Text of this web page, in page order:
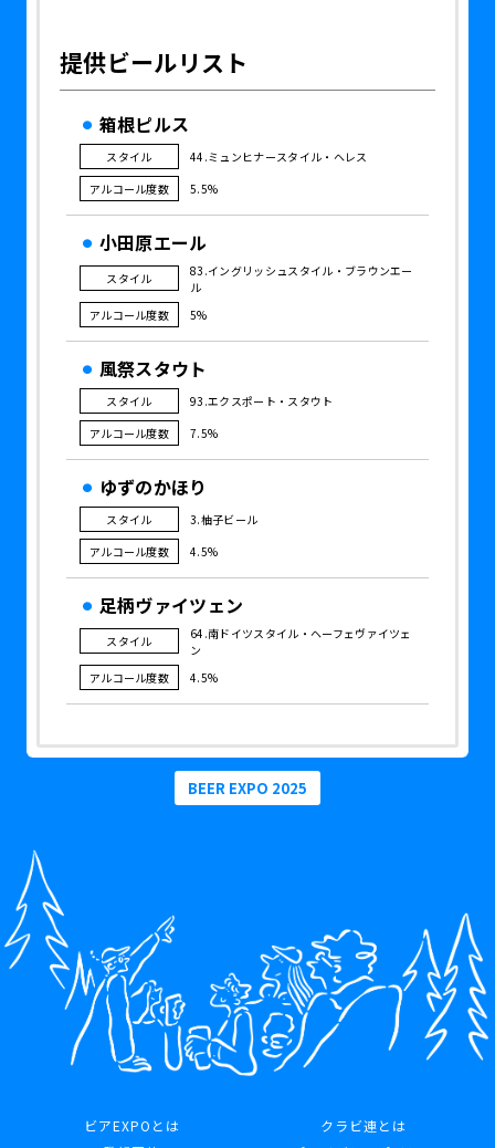
提供ビールリスト
箱根ピルス
スタイル
44.ミュンヒナースタイル・ヘレス
アルコール度数
5.5%
小田原エール
スタイル
83.イングリッシュスタイル・ブラウンエー
ル
アルコール度数
5%
風祭スタウト
スタイル
93.エクスポート・スタウト
アルコール度数
7.5%
ゆずのかほり
スタイル
3.柚子ビール
アルコール度数
4.5%
足柄ヴァイツェン
スタイル
64.南ドイツスタイル・ヘーフェヴァイツェ
ン
アルコール度数
4.5%
BEER EXPO 2025
ビアEXPOとは
クラビ連とは